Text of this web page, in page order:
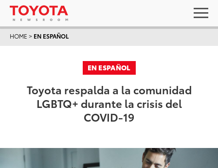
HOME > EN ESPAÑOL
EN ESPAÑOL
Toyota respalda a la comunidad
LGBTQ+ durante la crisis del
COVID-19